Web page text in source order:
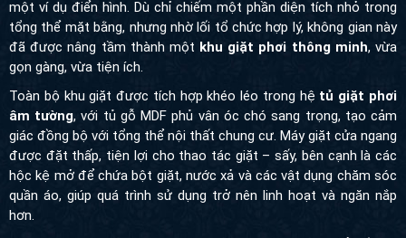
thể mặt bằng, nhưng nhờ lối tổ chức hợp lý, không gian này đã
được nâng tầm thành mộtkhu giặt phơi thông minh, vừa gọn
gàng, vừa tiện ích.
Toàn bộ khu giặt được tích hợp khéo léo trong hệ
âm tường, với tủ gỗ MDF phủ vân óc chó sang trọng, tạo cảm
giác đồng bộ với tổng thể nội thất chung cư. Máy giặt cửa ngang
được đặt thấp, tiện lợi cho thao tác giặt – sấy, bên cạnh là các
hộc kệ mở để chứa bột giặt, nước xả và các vật dụng chăm sóc
quần áo, giúp quá trình sử dụng trở nên linh hoạt và ngăn nắp
hơn.